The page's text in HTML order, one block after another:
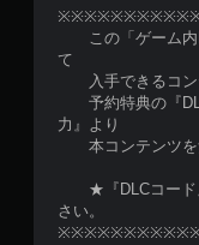
この「ゲーム内
て
入手できるコン
予約特典の『
力』より
本コンテンツを
★『DLCコード』
さい。